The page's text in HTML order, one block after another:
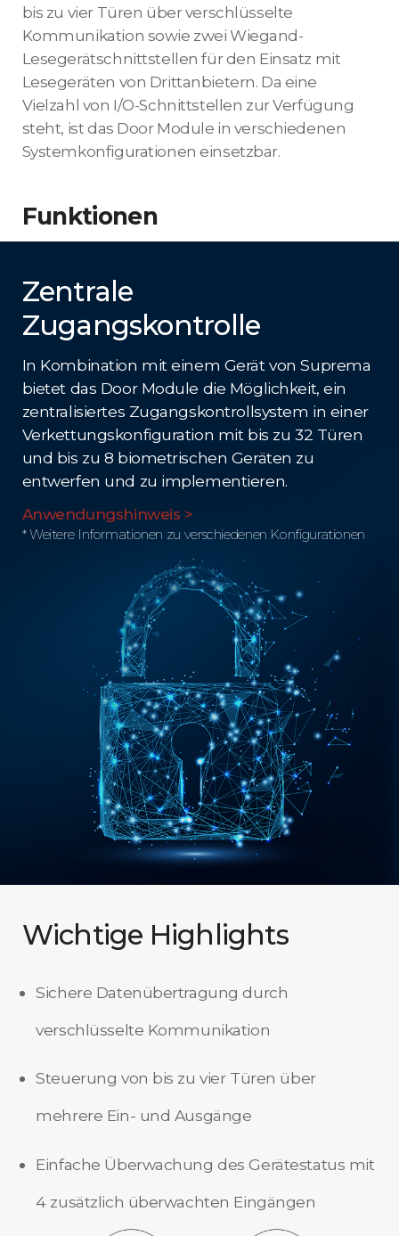
bis zu vier Türen über verschlüsselte
Kommunikation sowie zwei Wiegand-
Lesegerätschnittstellen für den Einsatz mit
Lesegeräten von Drittanbietern. Da eine
Vielzahl von I/O-Schnittstellen zur Verfügung
steht, ist das Door Module in verschiedenen
Systemkonfigurationen einsetzbar.
Funktionen
Zentrale
Zugangskontrolle
In Kombination mit einem Gerät von Suprema
bietet das Door Module die Möglichkeit, ein
zentralisiertes Zugangskontrollsystem in einer
Verkettungskonfiguration mit bis zu 32 Türen
und bis zu 8 biometrischen Geräten zu
entwerfen und zu implementieren.
Anwendungshinweis >
* Weitere Informationen zu verschiedenen Konfigurationen
Wichtige Highlights
Sichere Datenübertragung durch
verschlüsselte Kommunikation
Steuerung von bis zu vier Türen über
mehrere Ein- und Ausgänge
Einfache Überwachung des Gerätestatus mit
4 zusätzlich überwachten Eingängen